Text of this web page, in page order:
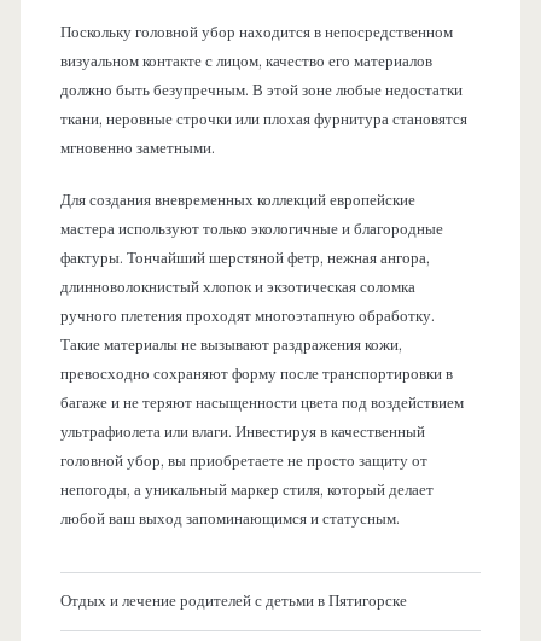
Поскольку головной убор находится в непосредственном
визуальном контакте с лицом, качество его материалов
должно быть безупречным. В этой зоне любые недостатки
ткани, неровные строчки или плохая фурнитура становятся
мгновенно заметными.
Для создания вневременных коллекций европейские
мастера используют только экологичные и благородные
фактуры. Тончайший шерстяной фетр, нежная ангора,
длинноволокнистый хлопок и экзотическая соломка
ручного плетения проходят многоэтапную обработку.
Такие материалы не вызывают раздражения кожи,
превосходно сохраняют форму после транспортировки в
багаже и не теряют насыщенности цвета под воздействием
ультрафиолета или влаги. Инвестируя в качественный
головной убор, вы приобретаете не просто защиту от
непогоды, а уникальный маркер стиля, который делает
любой ваш выход запоминающимся и статусным.
Отдых и лечение родителей с детьми в Пятигорске